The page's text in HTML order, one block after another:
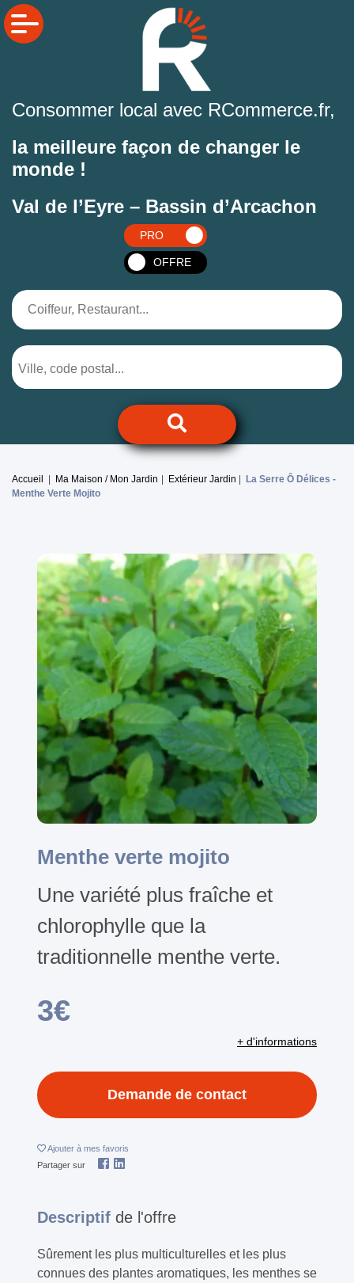
Consommer local avec RCommerce.fr,
la meilleure façon de changer le
monde !
Val de l’Eyre – Bassin d’Arcachon
PRO
OFFRE
Accueil Ma Maison / Mon Jardin Extérieur Jardin
La Serre Ô Délices -
Menthe Verte Mojito
Menthe verte mojito
Une variété plus fraîche et
chlorophylle que la
traditionnelle menthe verte.
3€
+ d'informations
Demande de contact
Ajouter à mes favoris
Partager sur
Descriptif de l'offre
Sûrement les plus multiculturelles et les plus
connues des plantes aromatiques, les menthes se